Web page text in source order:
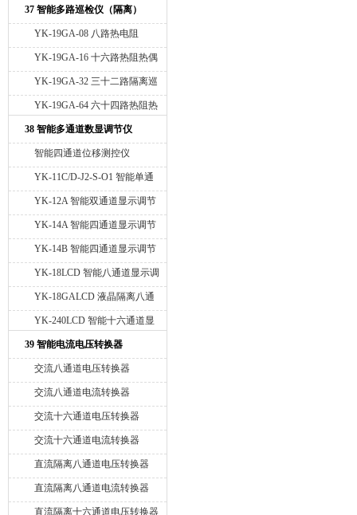
道热阻热偶巡检仪 RS485通讯
接口 测量值定时打印
37 智能多路巡检仪（隔离）
YK-19GA-08 八路热电阻
PT100隔离巡检仪 RS485通讯
接口 Modbus Rtu协议
YK-19GA-16 十六路热阻热偶
隔离巡检仪 16路4-20mA模拟
量输出 RS485通讯接口
YK-19GA-32 三十二路隔离巡
检仪 输入信号PT100 K型 4-
YK-19GA-64 六十四路热阻热
偶隔离巡检仪 64路热电偶K型
隔离输入 RS485通讯接口
38 智能多通道数显调节仪
智能四通道位移测控仪
YK-11C/D-J2-S-O1 智能单通
道数显调节仪
YK-12A 智能双通道显示调节
仪
YK-14A 智能四通道显示调节
仪
YK-14B 智能四通道显示调节
仪
YK-18LCD 智能八通道显示调
节仪
YK-18GALCD 液晶隔离八通
道显示调节仪
YK-240LCD 智能十六通道显
示调节仪
39 智能电流电压转换器
交流八通道电压转换器
交流八通道电流转换器
交流十六通道电压转换器
交流十六通道电流转换器
直流隔离八通道电压转换器
直流隔离八通道电流转换器
直流隔离十六通道电压转换器